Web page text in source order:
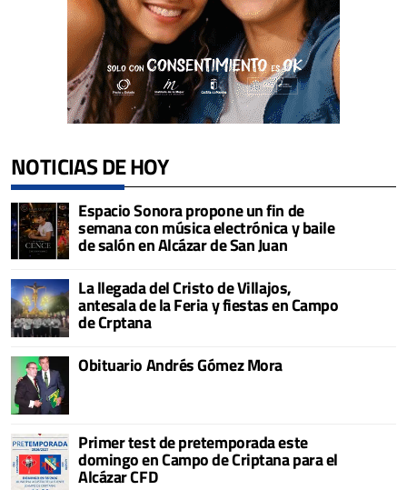
NOTICIAS DE HOY
Espacio Sonora propone un fin de
semana con música electrónica y baile
de salón en Alcázar de San Juan
La llegada del Cristo de Villajos,
antesala de la Feria y fiestas en Campo
de Crptana
Obituario Andrés Gómez Mora
Primer test de pretemporada este
domingo en Campo de Criptana para el
Alcázar CFD